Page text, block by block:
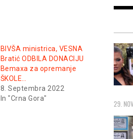
BIVŠA ministrica, VESNA
Bratić ODBILA DONACIJU
Bemaxa za opremanje
ŠKOLE…
8. Septembra 2022
In "Crna Gora"
29.